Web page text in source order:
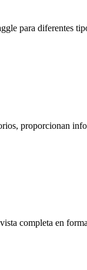
para diferentes
proporcionan
completa en